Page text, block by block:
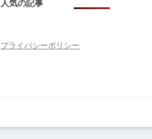
人気の記事
プライバシーポリシー